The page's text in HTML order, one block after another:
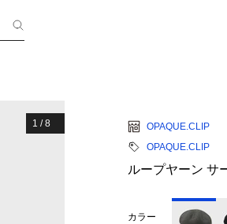
1 /8
OPAQUE.CLIP
OPAQUE.CLIP
ループヤーン サ
カラー